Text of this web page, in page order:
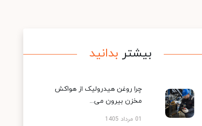
بیشتر بدانید
چرا روغن هیدرولیک از هواکش
مخزن بیرون می...
01 مرداد 1405